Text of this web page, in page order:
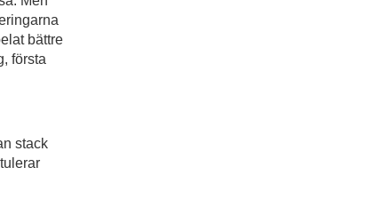
bättre
första
stack